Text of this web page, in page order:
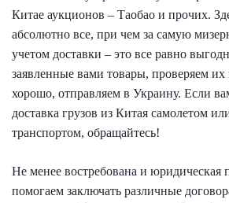
Китае аукционов – Таобао и прочих.
абсолютно все, при чем за самую
учетом доставки – это все равно
заявленные вами товары, проверяем их
хорошо, отправляем в Украину. Если
доставка грузов из Китая самолетом
транспортом, обращайтесь!
Не менее востребована и
помогаем заключать различные